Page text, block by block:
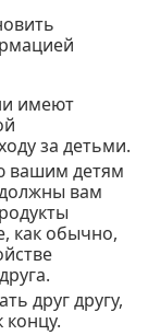
имеют
за детьми.
вашим детям
вам
как обычно,
друг другу,